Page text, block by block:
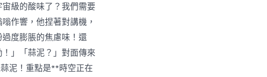
級的酸味了？我們需要
作響，他捏著對講機，
度膨脹的焦慮味！還
」「蒜泥？」對面傳來
泥！重點是**時空正在